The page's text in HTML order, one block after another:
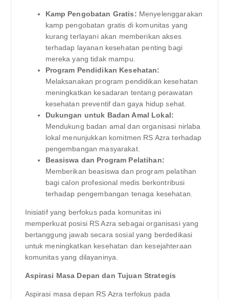
Kamp Pengobatan Gratis: Menyelenggarakan
kamp pengobatan gratis di komunitas yang
kurang terlayani akan memberikan akses
terhadap layanan kesehatan penting bagi
mereka yang tidak mampu.
Program Pendidikan Kesehatan:
Melaksanakan program pendidikan kesehatan
meningkatkan kesadaran tentang perawatan
kesehatan preventif dan gaya hidup sehat.
Dukungan untuk Badan Amal Lokal:
Mendukung badan amal dan organisasi nirlaba
lokal menunjukkan komitmen RS Azra terhadap
pengembangan masyarakat.
Beasiswa dan Program Pelatihan:
Memberikan beasiswa dan program pelatihan
bagi calon profesional medis berkontribusi
terhadap pengembangan tenaga kesehatan.
Inisiatif yang berfokus pada komunitas ini
memperkuat posisi RS Azra sebagai organisasi yang
bertanggung jawab secara sosial yang berdedikasi
untuk meningkatkan kesehatan dan kesejahteraan
komunitas yang dilayaninya.
Aspirasi Masa Depan dan Tujuan Strategis
Aspirasi masa depan RS Azra terfokus pada